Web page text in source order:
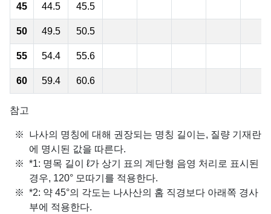
45 44.5 45.5
50 49.5 50.5
55 54.4 55.6
60 59.4 60.6
참고
나사의 명칭에 대해 권장되는 명칭 길이는, 질량 기재란
에 명시된 값을 따른다.
*1: 명목 길이 ℓ가 상기 표의 계단형 음영 처리로 표시된
경우, 120° 모따기를 적용한다.
*2: 약 45°의 각도는 나사산의 홈 직경보다 아래쪽 경사
부에 적용한다.